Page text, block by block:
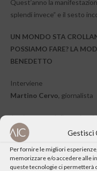
Gestisci
Per fornire le migliori
memorizzare e/o accedere alle
queste tecnologie ci permetterà
Quest’anno la
splendi invece” e il sesto
UN MONDO STA
POSSIAMO FARE? LA
BENEDETTO
Interviene
Martino Cervo, giornalista
Aggiornamentialla pagina